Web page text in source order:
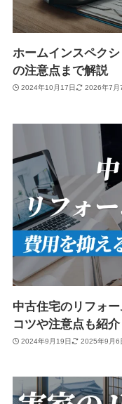
ホームインスペク
の注意点まで解説
2024年10月17日 2026年7月
中古住宅のリフォ
コツや注意点も紹介
2024年9月19日 2025年9月6